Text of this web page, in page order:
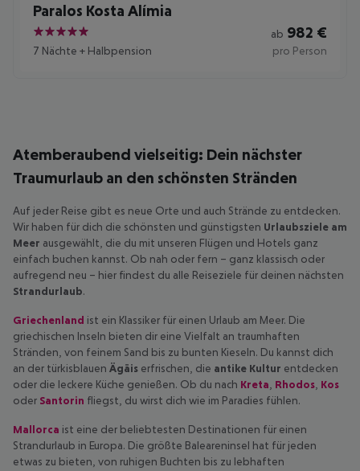
Paralos Kosta Alímia
5
7 Nächte + Halbpension
ab 982 €
pro Person
Atemberaubend vielseitig: Dein nächster
Traumurlaub an den schönsten Stränden
Auf jeder Reise gibt es neue Orte und auch Strände zu entdecken.
Wir haben für dich die schönsten und günstigsten Urlaubsziele am
Meer ausgewählt, die du mit unseren Flügen und Hotels ganz
einfach buchen kannst. Ob nah oder fern – ganz klassisch oder
aufregend neu – hier findest du alle Reiseziele für deinen nächsten
Strandurlaub.
Griechenland ist ein Klassiker für einen Urlaub am Meer. Die
griechischen Inseln bieten dir eine Vielfalt an traumhaften
Stränden, von feinem Sand bis zu bunten Kieseln. Du kannst dich
an der türkisblauen Ägäis erfrischen, die antike Kultur entdecken
oder die leckere Küche genießen. Ob du nach Kreta Rhodos Kos
oder Santorin fliegst, du wirst dich wie im Paradies fühlen.
Mallorca ist eine der beliebtesten Destinationen für einen
Strandurlaub in Europa. Die größte Baleareninsel hat für jeden
etwas zu bieten, von ruhigen Buchten bis zu lebhaften